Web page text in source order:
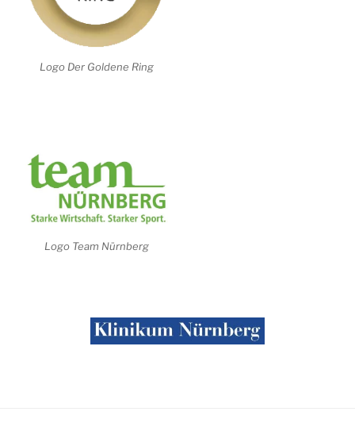
Logo Der Goldene Ring
Logo Team Nürnberg